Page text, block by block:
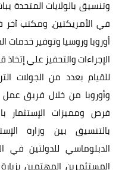
وتنسيق بالولايات المتحدة
في الأمريكتين، ومكتب آخر
أوروبا وروسيا وتوفير
الإجراءات والتحفيز علي
للقيام بعدد من الجولات
وأوروبا من خلال فريق
فرص ومميزات الإستثمار
بالتنسيق بين وزارة
الدبلوماسي للدولتين في
المستثمرين المهتمين